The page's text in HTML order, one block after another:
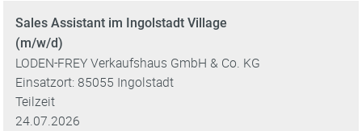
Sales Assistant im Ingolstadt Village
(m/w/d)
LODEN-FREY Verkaufshaus GmbH & Co. KG
Einsatzort: 85055 Ingolstadt
Teilzeit
24.07.2026